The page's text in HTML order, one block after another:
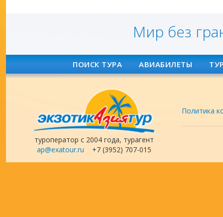
Мир без
ПОИСК ТУРА АВИАБИЛЕТЫ
туроператор с 2004 года, турагент
ap@exatour.ru +7 (3952) 707-015
Политика